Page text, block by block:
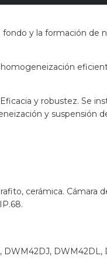
y la­ formación de
y ­robustez. Se
y suspensión
cerámica. Cámara
DWM42DJ,